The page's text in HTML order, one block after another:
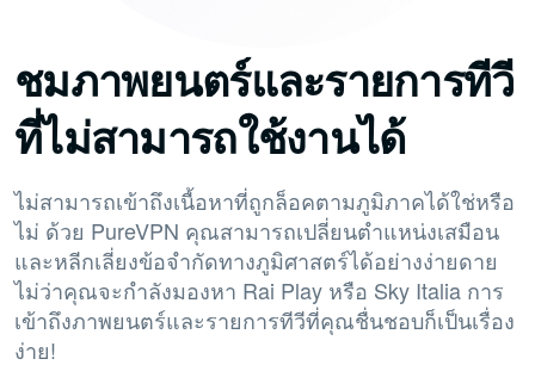
ชมภาพยนตร์และรายการทีวี
ที่ไม่สามารถใช้งานได้
ไม่สามารถเข้าถึงเนื้อหาที่ถูกล็อคตามภูมิภาคได้ใช่หรือ
ไม่ ด้วย PureVPN คุณสามารถเปลี่ยนตำแหน่งเสมือน
และหลีกเลี่ยงข้อจำกัดทางภูมิศาสตร์ได้อย่างง่ายดาย
ไม่ว่าคุณจะกำลังมองหา Rai Play หรือ Sky Italia การ
เข้าถึงภาพยนตร์และรายการทีวีที่คุณชื่นชอบก็เป็นเรื่อง
ง่าย!